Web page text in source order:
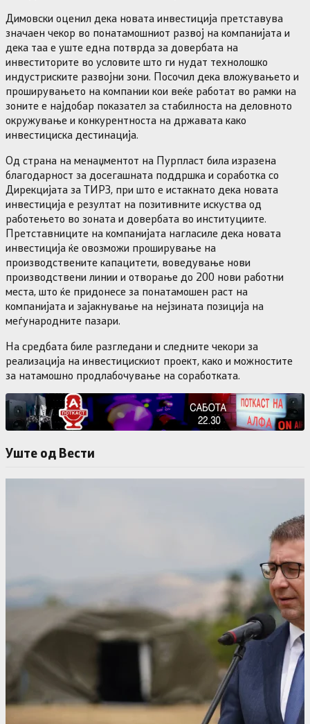
Димовски оценил дека новата инвестиција претставува
значаен чекор во понатамошниот развој на компанијата и
дека таа е уште една потврда за довербата на
инвеститорите во условите што ги нудат технолошко
индустриските развојни зони. Посочил дека вложувањето и
проширувањето на компании кои веќе работат во рамки на
зоните е најдобар показател за стабилноста на деловното
окружување и конкурентноста на државата како
инвестициска дестинација.
Од страна на менаџментот на Пурпласт била изразена
благодарност за досегашната поддршка и соработка со
Дирекцијата за ТИРЗ, при што е истакнато дека новата
инвестиција е резултат на позитивните искуства од
работењето во зоната и довербата во институциите.
Претставниците на компанијата нагласиле дека новата
инвестиција ќе овозможи проширување на
производствените капацитети, воведување нови
производствени линии и отворање до 200 нови работни
места, што ќе придонесе за понатамошен раст на
компанијата и зајакнување на нејзината позиција на
меѓународните пазари.
На средбата биле разгледани и следните чекори за
реализација на инвестицискиот проект, како и можностите
за натамошно продлабочување на соработката.
Уште од Вести